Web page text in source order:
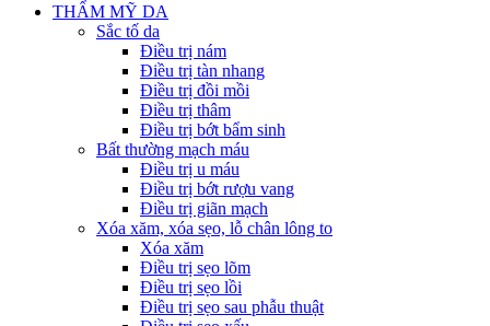
THẨM MỸ DA
Sắc tố da
Điều trị nám
Điều trị tàn nhang
Điều trị đồi mồi
Điều trị thâm
Điều trị bớt bẩm sinh
Bất thường mạch máu
Điều trị u máu
Điều trị bớt rượu vang
Điều trị giãn mạch
Xóa xăm, xóa sẹo, lỗ chân lông to
Xóa xăm
Điều trị sẹo lõm
Điều trị sẹo lồi
Điều trị sẹo sau phẫu thuật